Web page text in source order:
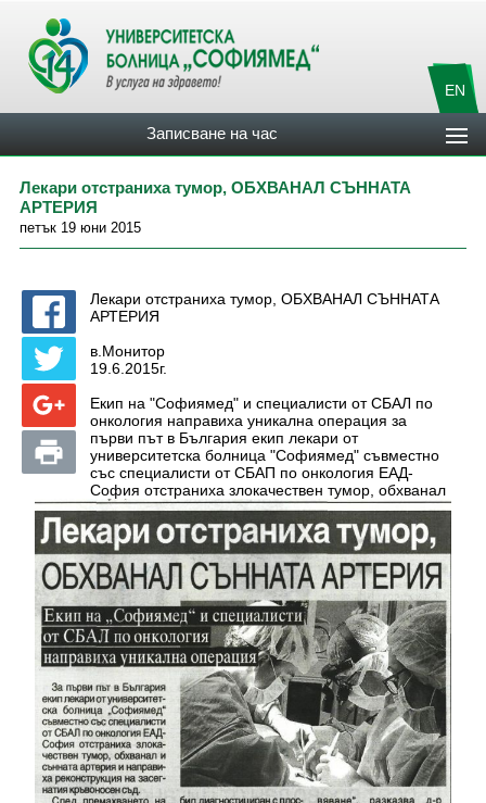
EN
Записване на час
Лекари отстраниха тумор, ОБХВАНАЛ СЪННАТА
АРТЕРИЯ
петък 19 юни 2015
Лекари отстраниха тумор, ОБХВАНАЛ СЪННАТА
АРТЕРИЯ
в.Монитор
19.6.2015г.
Екип на "Софиямед" и специалисти от СБАЛ по
онкология направиха уникална операция за
първи път в България екип лекари от
университетска болница "Софиямед" съвместно
със специалисти от СБАП по онкология ЕАД-
София отстраниха злокачествен тумор, обхванал